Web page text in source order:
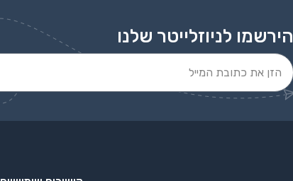
הירשמו לניוזלייטר שלנו
Alternative: